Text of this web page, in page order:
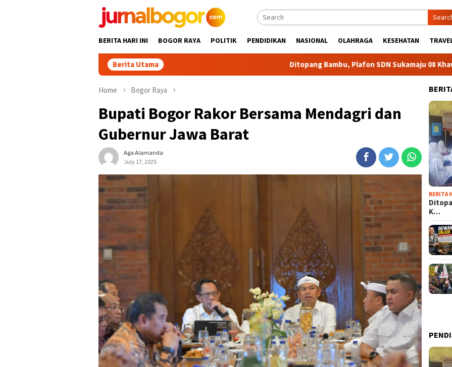
BERITA HARI INI BOGOR RAYA POLITIK PENDIDIKAN NASIONAL OLAHRAGA KESEHATAN
Berita Utama Ditopang Bambu, Plafon SDN Sukamaju 08 Khawatir Ambruk
Home Bogor Raya
Bupati Bogor Rakor Bersama Mendagri dan
Gubernur Jawa Barat
Aga Alamanda
July 17, 2025
BERITA
K…